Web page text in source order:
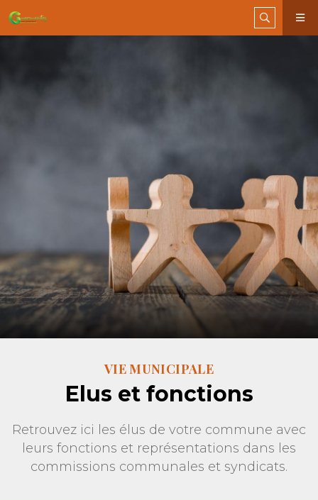
VIE MUNICIPALE
Elus et fonctions
Retrouvez ici les élus de votre commune avec
leurs fonctions et représentations dans les
commissions communales et syndicats.